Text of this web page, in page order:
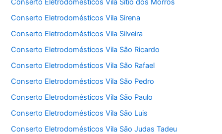
Conserto Eletrodomésticos Vila Sítio dos Morros
Conserto Eletrodomésticos Vila Sirena
Conserto Eletrodomésticos Vila Silveira
Conserto Eletrodomésticos Vila São Ricardo
Conserto Eletrodomésticos Vila São Rafael
Conserto Eletrodomésticos Vila São Pedro
Conserto Eletrodomésticos Vila São Paulo
Conserto Eletrodomésticos Vila São Luis
Conserto Eletrodomésticos Vila São Judas Tadeu